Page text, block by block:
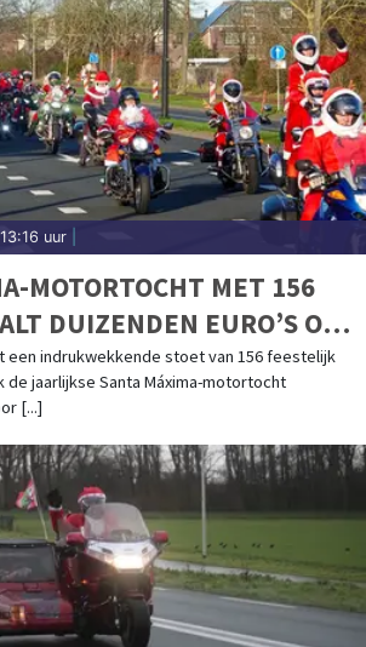
uur
MOTORTOCHT MET 156
DUIZENDEN EURO’S OP
een indrukwekkende stoet van 156 feestelijk
jaarlijkse Santa Máxima-motortocht
[...]